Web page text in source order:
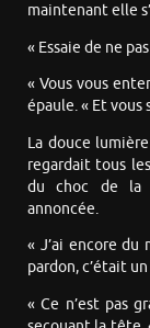
maintenant elle
« Essaie de ne
« Vous vous
épaule. « Et
La douce
regardait tous
du choc de la
annoncée.
« J’ai encore
pardon, c’était un
« Ce n’est pas